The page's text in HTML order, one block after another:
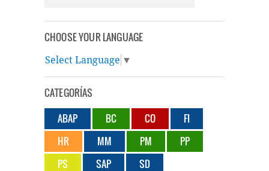
CHOOSE YOUR LANGUAGE
Select Language ▼
CATEGORÍAS
ABAP
BC CO
FI
HR
MM PM
PP
PS
SAP SD